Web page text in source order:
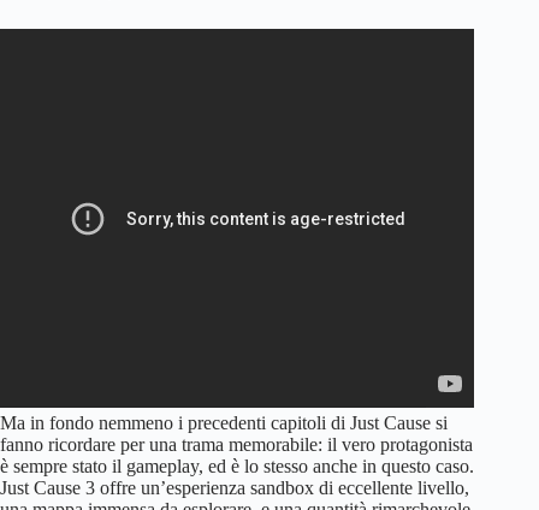
Ma in fondo nemmeno i precedenti capitoli di Just Cause si
fanno ricordare per una trama memorabile: il vero protagonista
è sempre stato il gameplay, ed è lo stesso anche in questo caso.
Just Cause 3 offre un’esperienza sandbox di eccellente livello,